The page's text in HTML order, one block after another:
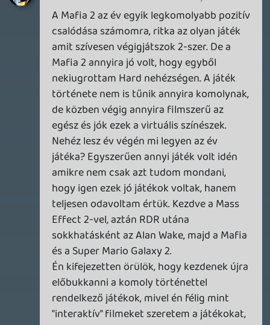
2010.11.30 18:05:19 #0fywb
A felhasználói értékelés a mai világban
teljesen fölösleges!A "nextgen" userek
80%-ának még az is új,hogy az xboxból
több kiszerelés is létezik.Nem tudnak
normális véleményt alkotni.Éppen az új
Cod topicjában volt pár ragyogó
elme."Szarok a fegyverek, az MW2-ben
sokkal újabbak meg jobbak...",meg "annak a
grafikája sokkal jobb" és hasonló
magasröptű elmélkedések.Ennek
függvényében nem kell itt túlmisztifikálni
semmit,mert minket "még
normálisabbakat" teljesen
megőrjítenének!:D
Rewmac 2010.11.30 18:03:25 #0fywa
Biztos vagy ebben? Miközben hallgattam
valóban nem voltam még a végén, de volt
egy rész ami nagyon tetszett 🙂 Nem
fejtettem ki bővebben mert miért. Az eleje
tetszett az jó volt utána már voltak olyan
részek amik nem, ilyenkor kiszűröm ami